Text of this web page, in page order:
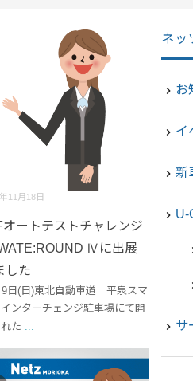
11月18日
オートテストチャレンジ
Ⅳに出展
した
9日(日)東北自動車道 平泉スマ
ンターチェンジ駐車場にて開
た ...
ネッ
navigate_next お
navigate_next イ
navigate_next 新
navigate_next U-
navigate_next サ